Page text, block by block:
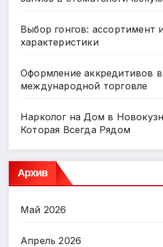
Выбор гонгов: ассортимент
характеристики
Оформление аккредитивов в
международной торговле
Нарколог на Дом в
Которая Всегда Рядом
Архив
Май 2026
Апрель 2026